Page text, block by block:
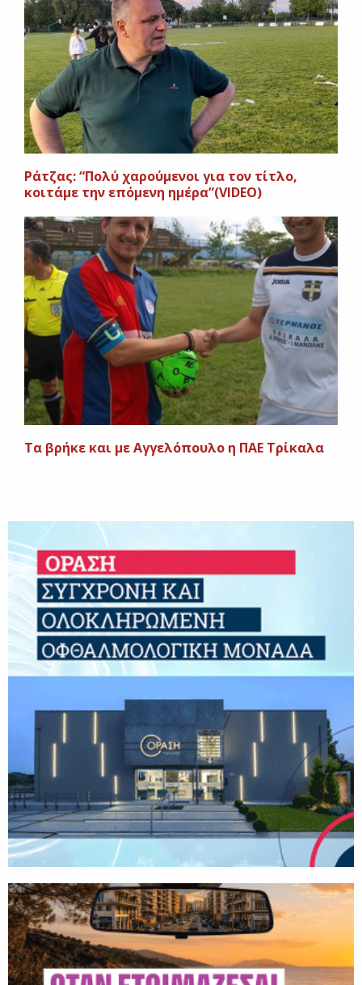
Ράτζας: “Πολύ χαρούμενοι για τον τίτλο,
κοιτάμε την επόμενη ημέρα”(VIDEO)
Τα βρήκε και με Αγγελόπουλο η ΠΑΕ Τρίκαλα